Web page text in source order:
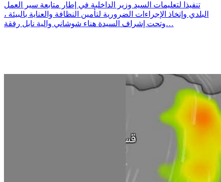
تنفيذا لتعليمات السيد وزير الداخلية في إطار متابعة سير العمل
البلدي وإتخاذ الإجراءات الضرورية لتأمين النظافة والعناية بالبيئة ،
وتحت إشراف السيدة هناء شوشاني والية نابل رفقة…